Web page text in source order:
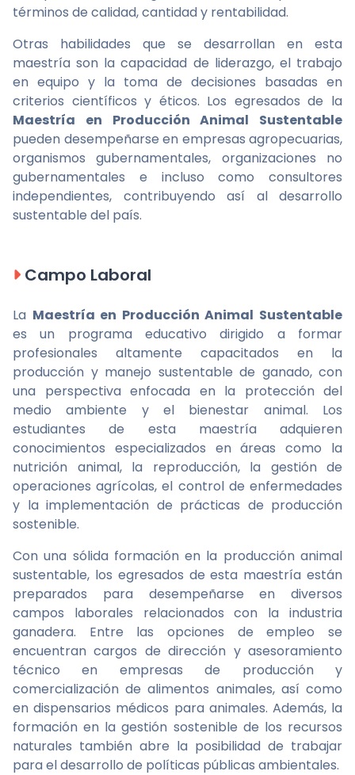
términos de calidad, cantidad y rentabilidad.
Otras habilidades que se desarrollan en esta
maestría son la capacidad de liderazgo, el trabajo
en equipo y la toma de decisiones basadas en
criterios científicos y éticos. Los egresados de la
Maestría en Producción Animal Sustentable
pueden desempeñarse en empresas agropecuarias,
organismos gubernamentales, organizaciones no
gubernamentales e incluso como consultores
independientes, contribuyendo así al desarrollo
sustentable del país.
Campo Laboral
La Maestría en Producción Animal Sustentable
es un programa educativo dirigido a formar
profesionales altamente capacitados en la
producción y manejo sustentable de ganado, con
una perspectiva enfocada en la protección del
medio ambiente y el bienestar animal. Los
estudiantes de esta maestría adquieren
conocimientos especializados en áreas como la
nutrición animal, la reproducción, la gestión de
operaciones agrícolas, el control de enfermedades
y la implementación de prácticas de producción
sostenible.
Con una sólida formación en la producción animal
sustentable, los egresados de esta maestría están
preparados para desempeñarse en diversos
campos laborales relacionados con la industria
ganadera. Entre las opciones de empleo se
encuentran cargos de dirección y asesoramiento
técnico en empresas de producción y
comercialización de alimentos animales, así como
en dispensarios médicos para animales. Además, la
formación en la gestión sostenible de los recursos
naturales también abre la posibilidad de trabajar
para el desarrollo de políticas públicas ambientales.